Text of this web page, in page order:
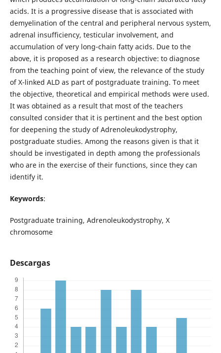
acids. It is a progressive disease that is associated with
demyelination of the central and peripheral nervous system,
adrenal insufficiency, testicular involvement, and
accumulation of very long-chain fatty acids. Due to the
above, it is proposed as a research objective: to diagnose
from the teaching point of view, the relevance of the study
of X-linked ALD as part of postgraduate training. To meet
the objective, theoretical and empirical methods were used.
It was obtained as a result that most of the teachers
consulted consider that it is pertinent and the best option
for deepening the study of Adrenoleukodystrophy,
postgraduate studies. Among the reasons given is that it
should be investigated in depth among the professionals
who are in the exercise of their functions, since they can
identify it.
Keywords:
Postgraduate training, Adrenoleukodystrophy, X
chromosome
Descargas